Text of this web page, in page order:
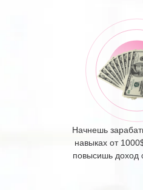
Начнешь
навыках от
повысишь доход